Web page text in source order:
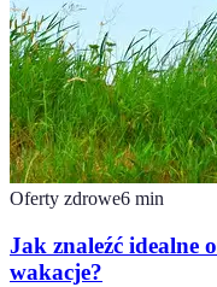
Oferty zdrowe6 min
Jak znaleźć idealne
wakacje?